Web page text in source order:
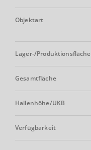
Objektart
Lager-/Produktionsfläche
Gesamtfläche
Hallenhöhe/UKB
Verfügbarkeit